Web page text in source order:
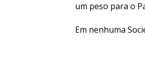
um peso para o
Em nenhuma